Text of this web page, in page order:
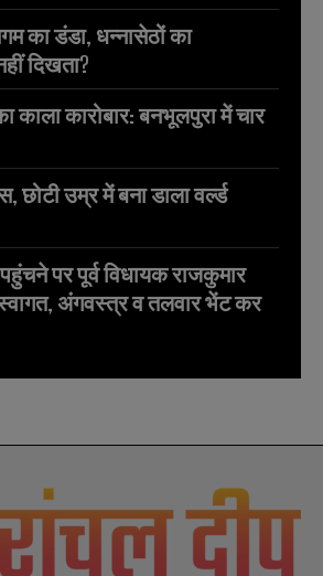
का डंडा, धन्नासेठों का
दिखता?
कारोबार: बनभूलपुरा में चार
छोटी उम्र में बना डाला वर्ल्ड
पर पूर्व विधायक राजकुमार
अंगवस्त्र व तलवार भेंट कर